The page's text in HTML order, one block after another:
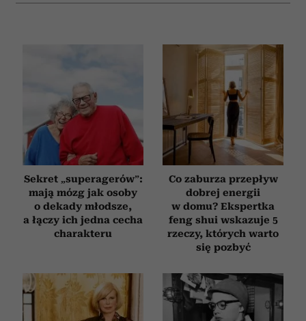
Sekret „superagerów”:
mają mózg jak osoby
o dekady młodsze,
a łączy ich jedna cecha
charakteru
Co zaburza przepływ
dobrej energii
w domu? Ekspertka
feng shui wskazuje 5
rzeczy, których warto
się pozbyć